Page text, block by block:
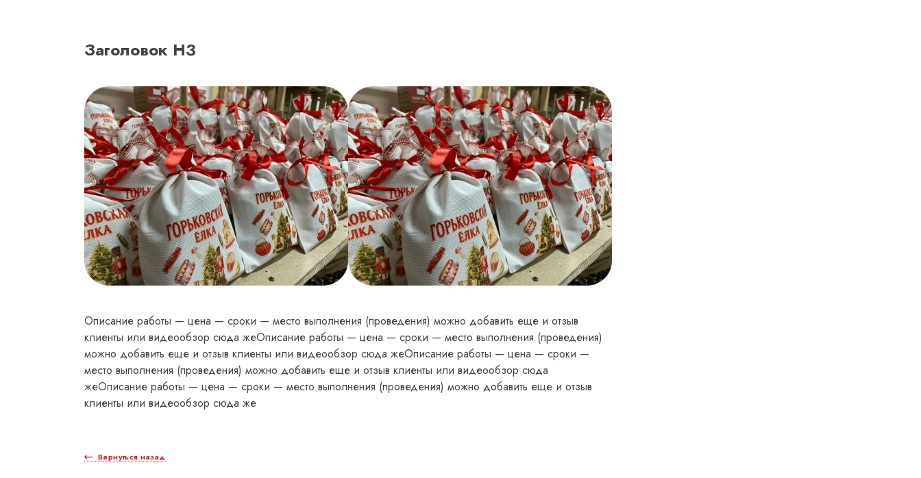
Заголовок Н3
Описание работы — цена — сроки — место выполнения (проведения) можно добавить еще и отзыв
клиенты или видеообзор сюда жеОписание работы — цена — сроки — место выполнения (проведения)
можно добавить еще и отзыв клиенты или видеообзор сюда жеОписание работы — цена — сроки —
место выполнения (проведения) можно добавить еще и отзыв клиенты или видеообзор сюда
жеОписание работы — цена — сроки — место выполнения (проведения) можно добавить еще и отзыв
клиенты или видеообзор сюда же
Вернуться назад